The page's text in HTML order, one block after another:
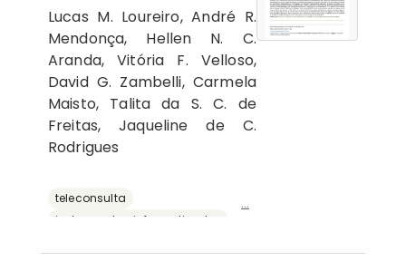
Lucas M. Loureiro, André R.
Mendonça, Hellen N. C.
Aranda, Vitória F. Velloso,
David G. Zambelli, Carmela
Maisto, Talita da S. C. de
Freitas, Jaqueline de C.
Rodrigues
teleconsulta
instrumentos informatizados
...